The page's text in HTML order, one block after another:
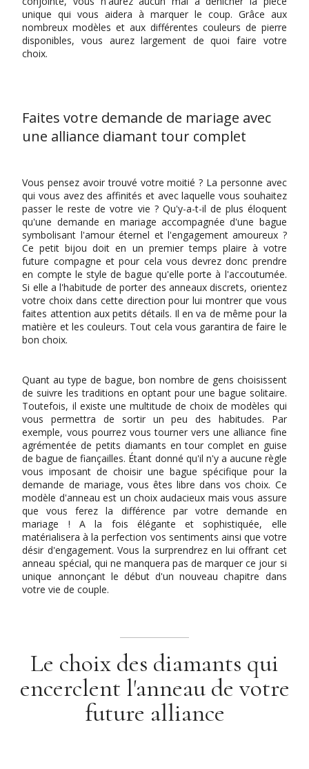
unique qui vous aidera à marquer le coup. Grâce aux
nombreux modèles et aux différentes couleurs de pierre
disponibles, vous aurez largement de quoi faire votre
choix.
Faites votre demande de mariage avec
une alliance diamant tour complet
Vous pensez avoir trouvé votre moitié ? La personne avec
qui vous avez des affinités et avec laquelle vous souhaitez
passer le reste de votre vie ? Qu'y-a-t-il de plus éloquent
qu'une demande en mariage accompagnée d'une bague
symbolisant l'amour éternel et l'engagement amoureux ?
Ce petit bijou doit en un premier temps plaire à votre
future compagne et pour cela vous devrez donc prendre
en compte le style de bague qu'elle porte à l'accoutumée.
Si elle a l'habitude de porter des anneaux discrets, orientez
votre choix dans cette direction pour lui montrer que vous
faites attention aux petits détails. Il en va de même pour la
matière et les couleurs. Tout cela vous garantira de faire le
bon choix.
Quant au type de bague, bon nombre de gens choisissent
de suivre les traditions en optant pour une bague solitaire.
Toutefois, il existe une multitude de choix de modèles qui
vous permettra de sortir un peu des habitudes. Par
exemple, vous pourrez vous tourner vers une alliance fine
agrémentée de petits diamants en tour complet en guise
de bague de fiançailles. Étant donné qu'il n'y a aucune règle
vous imposant de choisir une bague spécifique pour la
demande de mariage, vous êtes libre dans vos choix. Ce
modèle d'anneau est un choix audacieux mais vous assure
que vous ferez la différence par votre demande en
mariage ! A la fois élégante et sophistiquée, elle
matérialisera à la perfection vos sentiments ainsi que votre
désir d'engagement. Vous la surprendrez en lui offrant cet
anneau spécial, qui ne manquera pas de marquer ce jour si
unique annonçant le début d'un nouveau chapitre dans
votre vie de couple.
Le choix des diamants qui
encerclent l'anneau de votre
future alliance